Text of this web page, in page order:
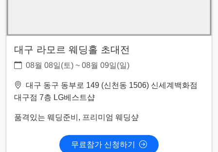
대구 라모르 웨딩홀 초대전
08월 08일(토) ~ 08월 09일(일)
대구 동구 동부로 149 (신천동 1506) 신세계백화점
대구점 7층 LG베스트샵
품격있는 웨딩준비, 프리미엄 웨딩샾
무료참가 신청하기